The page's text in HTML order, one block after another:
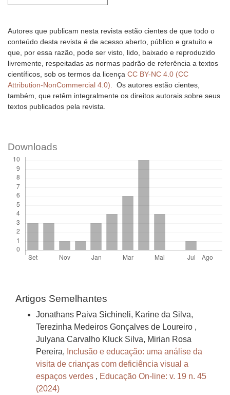
Autores que publicam nesta revista estão cientes de que todo o
conteúdo desta revista é de acesso aberto, público e gratuito e
que, por essa razão, pode ser visto, lido, baixado e reproduzido
livremente, respeitadas as normas padrão de referência a textos
científicos, sob os termos da licença CC BY-NC 4.0 (CC
Attribution-NonCommercial 4.0). Os autores estão cientes,
também, que retêm integralmente os direitos autorais sobre seus
textos publicados pela revista.
Downloads
Artigos Semelhantes
Jonathans Paiva Sichineli, Karine da Silva,
Terezinha Medeiros Gonçalves de Loureiro ,
Julyana Carvalho Kluck Silva, Mirian Rosa
Pereira, Inclusão e educação: uma análise da
visita de crianças com deficiência visual a
espaços verdes , Educação On-line: v. 19 n. 45
(2024)